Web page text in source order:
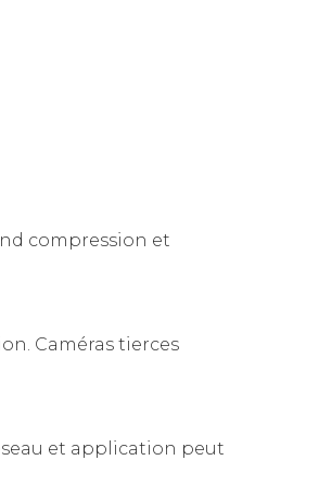
compression et
Caméras tierces
et application peut